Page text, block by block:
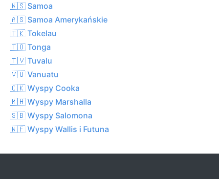
🇼🇸 Samoa
🇦🇸 Samoa Amerykańskie
🇹🇰 Tokelau
🇹🇴 Tonga
🇹🇻 Tuvalu
🇻🇺 Vanuatu
🇨🇰 Wyspy Cooka
🇲🇭 Wyspy Marshalla
🇸🇧 Wyspy Salomona
🇼🇫 Wyspy Wallis i Futuna